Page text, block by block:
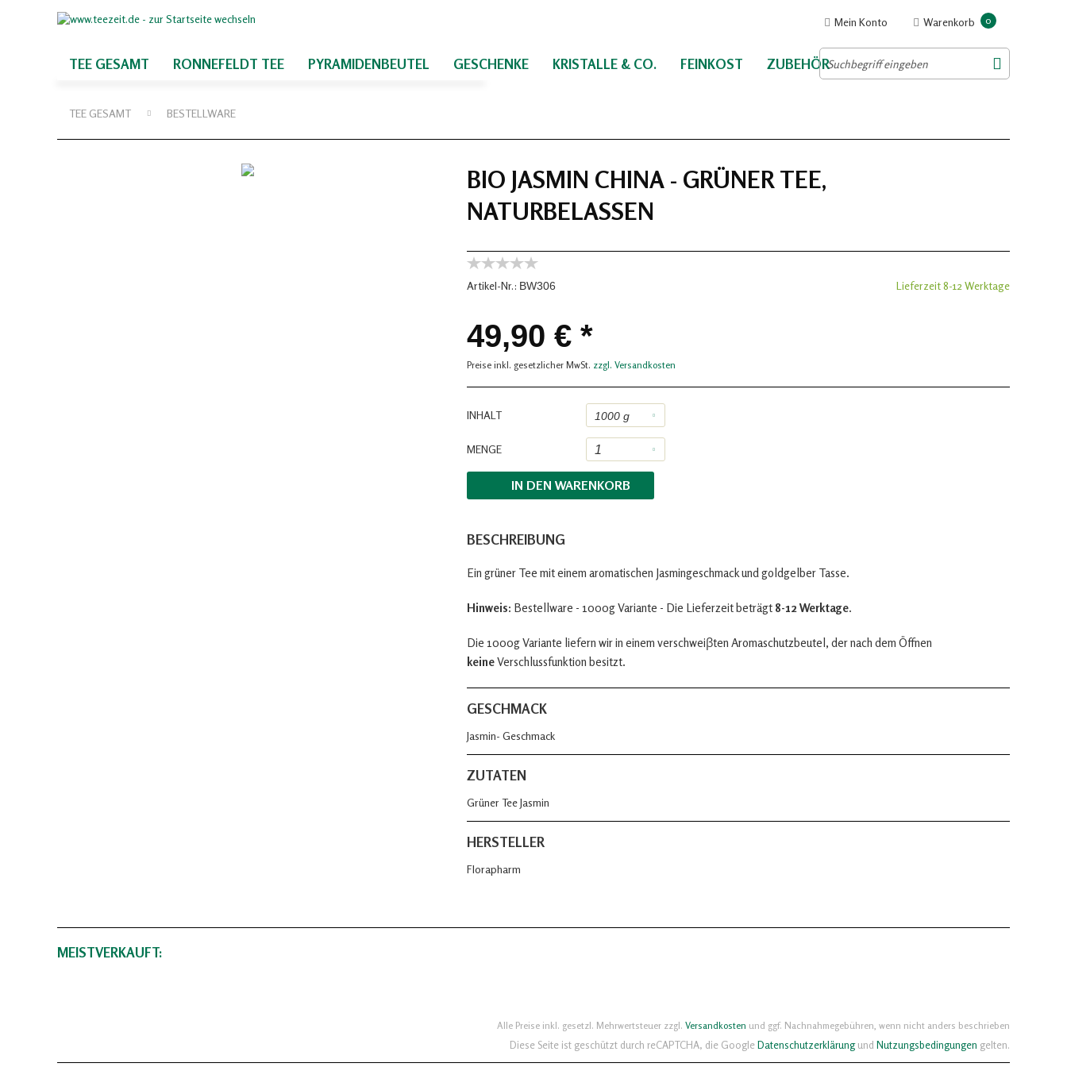
Warenkorb 0
Mein Konto
TEE GESAMT RONNEFELDT TEE PYRAMIDENBEUTEL GESCHENKE KRISTALLE & CO. FEINKOST ZUBEHÖR
TEE GESAMT BESTELLWARE
BIO JASMIN CHINA - GRÜNER TEE,
NATURBELASSEN
Artikel-Nr.: BW306 Lieferzeit 8-12 Werktage
49,90 € *
Preise inkl. gesetzlicher MwSt. zzgl. Versandkosten
INHALT
MENGE
IN DEN WARENKORB
BESCHREIBUNG
Ein grüner Tee mit einem aromatischen Jasmingeschmack und goldgelber Tasse.
Hinweis: Bestellware - 1000g Variante - Die Lieferzeit beträgt 8-12 Werktage.
Die 1000g Variante liefern wir in einem verschweiβten Aromaschutzbeutel, der nach dem Öffnen
keineVerschlussfunktion besitzt.
GESCHMACK
Jasmin- Geschmack
ZUTATEN
Grüner Tee Jasmin
HERSTELLER
Florapharm
MEISTVERKAUFT:
Alle Preise inkl. gesetzl. Mehrwertsteuer zzgl. Versandkosten und ggf. Nachnahmegebühren, wenn nicht anders beschrieben
Diese Seite ist geschützt durch reCAPTCHA, die GoogleDatenschutzerklärungund Nutzungsbedingungen gelten.